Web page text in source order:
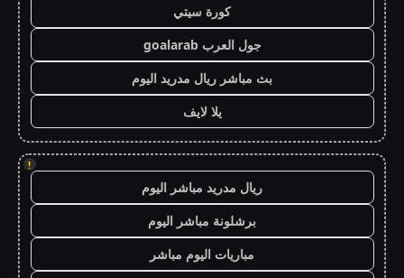
كورة سيتي
جول العرب goalarab
بث مباشر ريال مدريد اليوم
يلا لايف
!
ريال مدريد مباشر اليوم
برشلونة مباشر اليوم
مباريات اليوم مباشر